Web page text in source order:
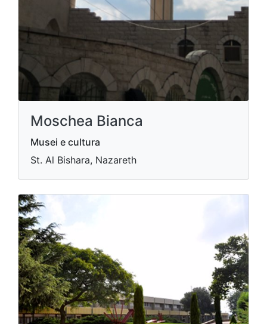
Moschea Bianca
Musei e cultura
St. Al Bishara, Nazareth